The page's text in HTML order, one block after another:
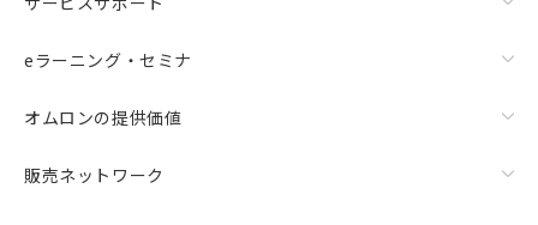
eラーニング・セミナ
オムロンの提供価値
販売ネットワーク